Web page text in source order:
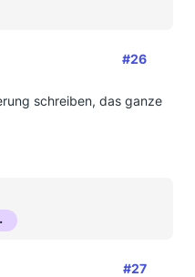
#26
schreiben, das ganze
16)
#27